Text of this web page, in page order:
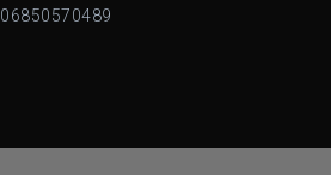
06850570489